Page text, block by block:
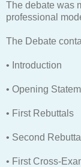
The debate was
professional
The Debate
• Introduction
• Opening
• First Rebuttals
• Second
• First Cross-